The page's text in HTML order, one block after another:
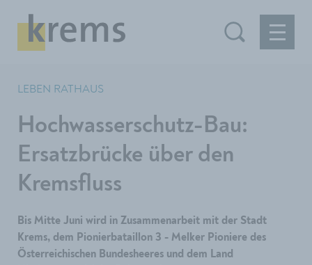
LEBEN RATHAUS
Hochwasserschutz-Bau:
Ersatzbrücke über den
Kremsfluss
Bis Mitte Juni wird in Zusammenarbeit mit der Stadt
Krems, dem Pionierbataillon 3 - Melker Pioniere des
Österreichischen Bundesheeres und dem Land